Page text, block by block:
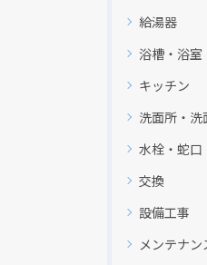
給湯器
浴槽・浴室
キッチン
洗面所・洗
水栓・蛇口
交換
設備工事
メンテナン